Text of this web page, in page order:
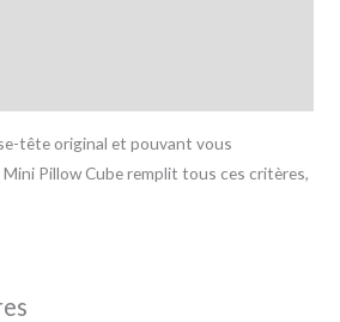
tête original et pouvant vous
Pillow Cube remplit tous ces critères,